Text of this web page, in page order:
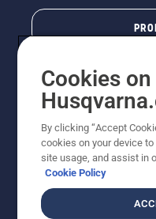
© Husqvarna AB
pubblicati si intendono
Cookies on
By clicking “Accept
cookies on your device
site usage, and assist in
Cookie Policy